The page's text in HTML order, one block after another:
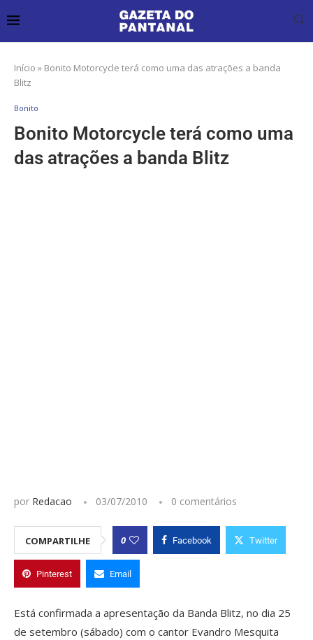
Início » Bonito Motorcycle terá como uma das atrações a banda
Blitz
Bonito
Bonito Motorcycle terá como uma
das atrações a banda Blitz
por Redacao 03/07/2010 0 comentários
COMPARTILHE 0 Facebook Twitter
Pinterest Email
Está confirmada a apresentação da Banda Blitz, no dia 25
de setembro (sábado) com o cantor Evandro Mesquita